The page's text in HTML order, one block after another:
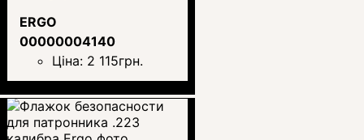
ERGO
00000004140
Ціна: 2 115грн.